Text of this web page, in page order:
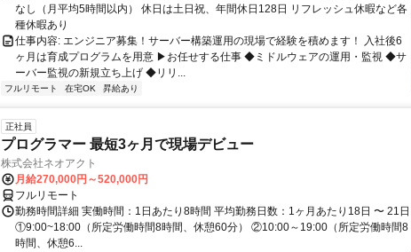
なし（月平均5時間以内） 休日は土日祝、年間休日128日 リフレッシュ休暇など各
種休暇あり
仕事内容: エンジニア募集！サーバー構築運用の現場で経験を積めます！ 入社後6
ヶ月は育成プログラムを用意 ▶お任せする仕事 ◆ミドルウェアの運用・監視 ◆サ
ーバー監視の新規立ち上げ ◆リリ...
フルリモート 在宅OK 昇給あり
正社員
プログラマー 最短3ヶ月で現場デビュー
株式会社ネオアクト
月給270,000円～520,000円
フルリモート
勤務時間詳細 実働時間：1日あたり8時間 平均勤務日数：1ヶ月あたり18日 〜 21日
①9:00~18:00（所定労働時間8時間、休憩60分） ②10:00～19:00（所定労働時間8
時間、休憩6...